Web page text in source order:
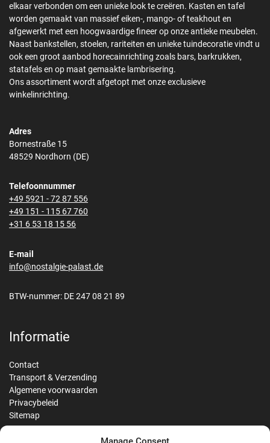
elkaar verbonden om een unieke look te creëren. Kasten en tafel
worden gemaakt van massief eiken-, mango- of teakhout en
afgewerkt met een hoogwaardige fineer op onze antieke meubelen.
Naast bankstellen, stoelen, rariteiten en unieke tuindecoratie vindt u
ook een groot aanbod horecainrichting zoals bars, barkrukken,
statafels en op maat gemaakte lambrisering.
Ons assortiment wordt afgetopt met onze exclusieve
winkelinrichting.
Adres
Bornestraße 15
48529 Nordhorn (DE)
Telefoonnummer
+49 5921 - 72 87 556
+49 151 - 115 67 760
+31 6 53 18 15 56
E-mail
info@nostalgie-palast.de
BTW-nummer: DE 247 08 21 89
Informatie
Contact
Transport & Verzending
Algemene voorwaarden
Privacybeleid
Sitemap